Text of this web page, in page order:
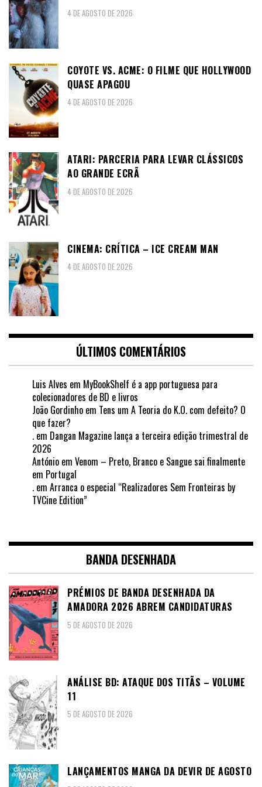
4 DE AGOSTO DE 2026
COYOTE VS. ACME: O FILME QUE HOLLYWOOD
QUASE APAGOU
4 DE AGOSTO DE 2026
ATARI: PARCERIA PARA LEVAR CLÁSSICOS
AO GRANDE ECRÃ
4 DE AGOSTO DE 2026
CINEMA: CRÍTICA – ICE CREAM MAN
4 DE AGOSTO DE 2026
ÚLTIMOS COMENTÁRIOS
Luis Alves em MyBookShelf é a app portuguesa para
colecionadores de BD e livros
João Gordinho em Tens um A Teoria do K.O. com defeito? O
que fazer?
. em Dangan Magazine lança a terceira edição trimestral de
2026
António em Venom – Preto, Branco e Sangue sai finalmente
em Portugal
. em Arranca o especial “Realizadores Sem Fronteiras by
TVCine Edition”
BANDA DESENHADA
PRÉMIOS DE BANDA DESENHADA DA
AMADORA 2026 ABREM CANDIDATURAS
5 DE AGOSTO DE 2026
ANÁLISE BD: ATAQUE DOS TITÃS – VOLUME
11
5 DE AGOSTO DE 2026
LANÇAMENTOS MANGA DA DEVIR DE AGOSTO